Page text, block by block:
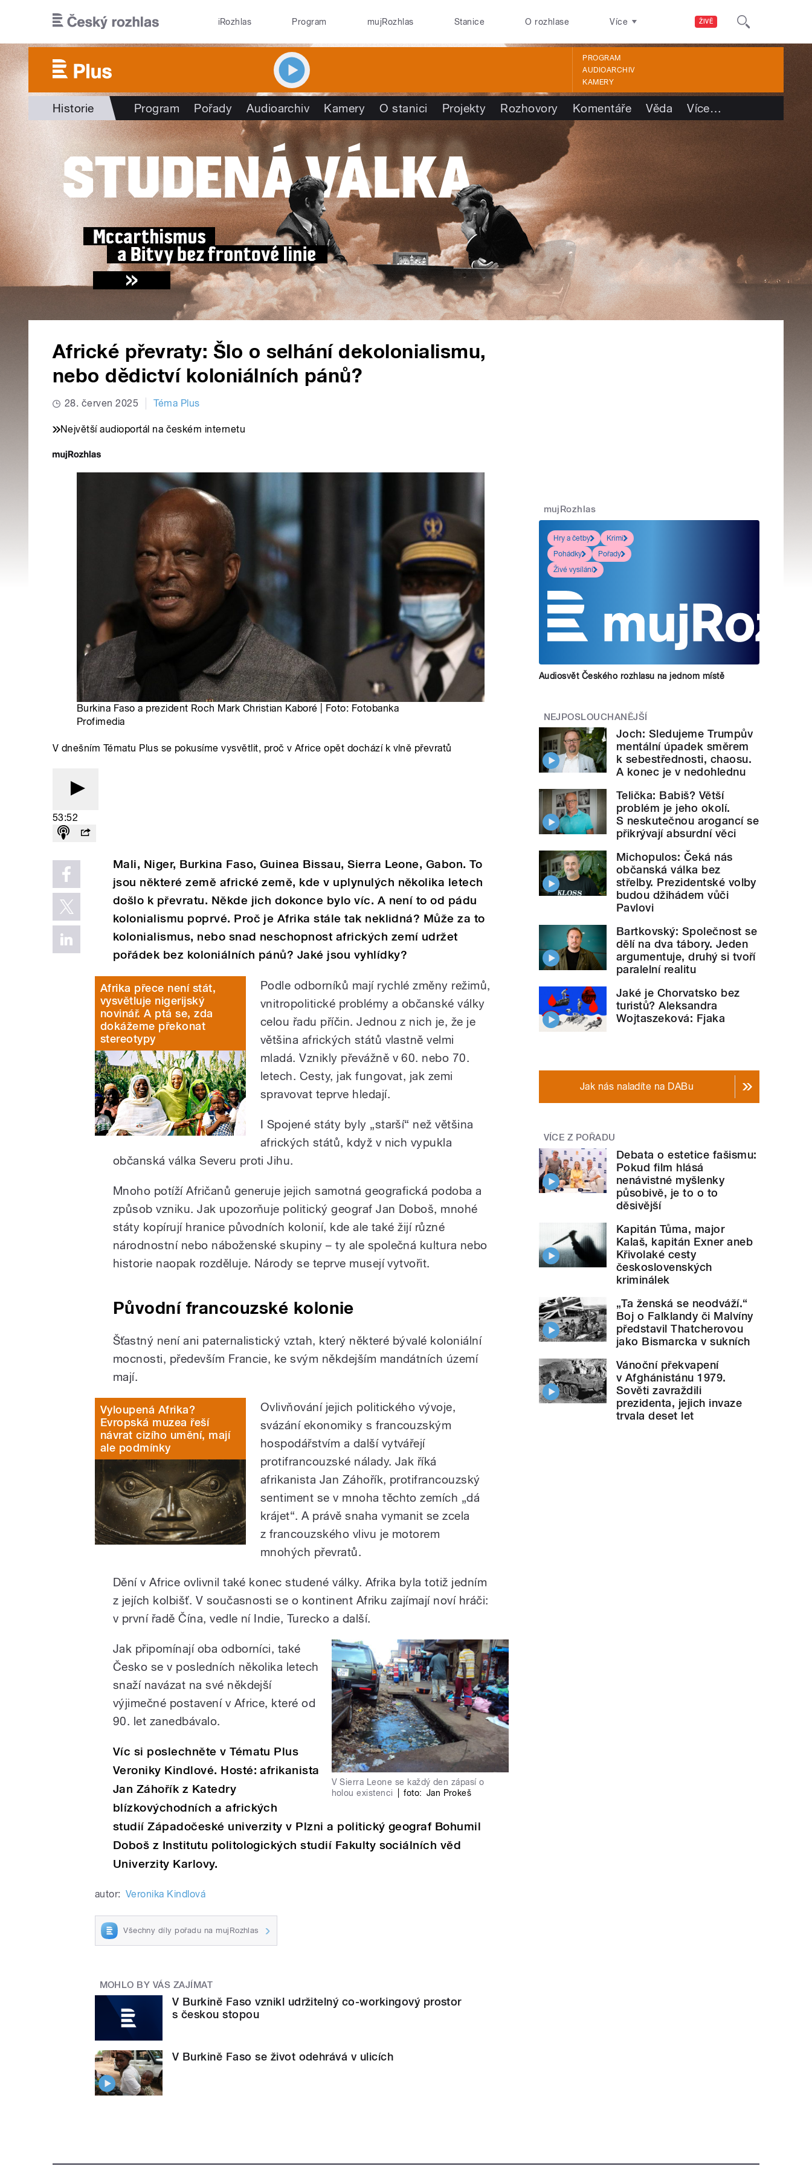
ŽIVĚ
iRozhlas Program mujRozhlas Stanice O rozhlase Více
PROGRAM
AUDIOARCHIV
KAMERY
Historie Program Pořady Audioarchiv Kamery O stanici Projekty Rozhovory Komentáře Věda Více…
Africké převraty: Šlo o selhání dekolonialismu,
nebo dědictví koloniálních pánů?
28. červen 2025 Téma Plus
Největší audioportál na českém internetu
Burkina Faso a prezident Roch Mark Christian Kaboré | Foto: Fotobanka
Profimedia
V dnešním Tématu Plus se pokusíme vysvětlit, proč v Africe opět dochází k vlně převratů
53:52
Mali, Niger, Burkina Faso, Guinea Bissau, Sierra Leone, Gabon. To
jsou některé země africké země, kde v uplynulých několika letech
došlo k převratu. Někde jich dokonce bylo víc. A není to od pádu
kolonialismu poprvé. Proč je Afrika stále tak neklidná? Může za to
kolonialismus, nebo snad neschopnost afrických zemí udržet
pořádek bez koloniálních pánů? Jaké jsou vyhlídky?
Afrika přece není stát,
vysvětluje nigerijský
novinář. A ptá se, zda
dokážeme překonat
stereotypy
Podle odborníků mají rychlé změny režimů,
vnitropolitické problémy a občanské války
celou řadu příčin. Jednou z nich je, že je
většina afrických států vlastně velmi
mladá. Vznikly převážně v 60. nebo 70.
letech. Cesty, jak fungovat, jak zemi
spravovat teprve hledají.
I Spojené státy byly „starší“ než většina
afrických států, když v nich vypukla
občanská válka Severu proti Jihu.
Mnoho potíží Afričanů generuje jejich samotná geografická podoba a
způsob vzniku. Jak upozorňuje politický geograf Jan Doboš, mnohé
státy kopírují hranice původních kolonií, kde ale také žijí různé
národnostní nebo náboženské skupiny – ty ale společná kultura nebo
historie naopak rozděluje. Národy se teprve musejí vytvořit.
Původní francouzské kolonie
Šťastný není ani paternalistický vztah, který některé bývalé koloniální
mocnosti, především Francie, ke svým někdejším mandátních území
mají.
Vyloupená Afrika?
Evropská muzea řeší
návrat cizího umění, mají
ale podmínky
Ovlivňování jejich politického vývoje,
svázání ekonomiky s francouzským
hospodářstvím a další vytvářejí
protifrancouzské nálady. Jak říká
afrikanista Jan Záhořík, protifrancouzský
sentiment se v mnoha těchto zemích „dá
krájet“. A právě snaha vymanit se zcela
z francouzského vlivu je motorem
mnohých převratů.
Dění v Africe ovlivnil také konec studené války. Afrika byla totiž jedním
z jejích kolbišť. V současnosti se o kontinent Afriku zajímají noví hráči:
v první řadě Čína, vedle ní Indie, Turecko a další.
V Sierra Leone se každý den zápasí o
holou existenci
foto: Jan Prokeš
Jak připomínají oba odborníci, také
Česko se v posledních několika letech
snaží navázat na své někdejší
výjimečné postavení v Africe, které od
90. let zanedbávalo.
Víc si poslechněte v Tématu Plus
Veroniky Kindlové. Hosté: afrikanista
Jan Záhořík z Katedry
blízkovýchodních a afrických
studií Západočeské univerzity v Plzni a politický geograf Bohumil
Doboš z Institutu politologických studií Fakulty sociálních věd
Univerzity Karlovy.
autor: Veronika Kindlová
Všechny díly pořadu na mujRozhlas
MOHLO BY VÁS ZAJÍMAT
V Burkině Faso vznikl udržitelný co-workingový prostor
s českou stopou
V Burkině Faso se život odehrává v ulicích
mujRozhlas
Hry a četby
Krimi
Pohádky
Pořady
Živé vysílání
Audiosvět Českého rozhlasu na jednom místě
NEJPOSLOUCHANĚJŠÍ
Joch: Sledujeme Trumpův
mentální úpadek směrem
k sebestřednosti, chaosu.
A konec je v nedohlednu
Telička: Babiš? Větší
problém je jeho okolí.
S neskutečnou arogancí se
přikrývají absurdní věci
Michopulos: Čeká nás
občanská válka bez
střelby. Prezidentské volby
budou džihádem vůči
Pavlovi
Bartkovský: Společnost se
dělí na dva tábory. Jeden
argumentuje, druhý si tvoří
paralelní realitu
Jaké je Chorvatsko bez
turistů? Aleksandra
Wojtaszeková: Fjaka
Jak nás naladíte na DABu
VÍCE Z POŘADU
Debata o estetice fašismu:
Pokud film hlásá
nenávistné myšlenky
působivě, je to o to
děsivější
Kapitán Tůma, major
Kalaš, kapitán Exner aneb
Křivolaké cesty
československých
kriminálek
„Ta ženská se neodváží.“
Boj o Falklandy či Malvíny
představil Thatcherovou
jako Bismarcka v sukních
Vánoční překvapení
v Afghánistánu 1979.
Sověti zavraždili
prezidenta, jejich invaze
trvala deset let